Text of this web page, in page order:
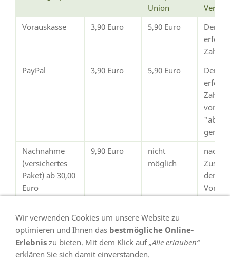
Union
Vorauskasse
3,90 Euro 5,90 Euro
Der
erfolgt
PayPal
3,90 Euro 5,90 Euro
Der
von
Nachnahme
(versichertes
Paket) ab 30,00
Euro
9,90 Euro
nicht
möglich
nach
dem
Wir verwenden Cookies um unsere Website zu
optimieren und Ihnen das bestmögliche Online-
Erlebnis zu bieten. Mit dem Klick auf„Alle erlauben“
erklären Sie sich damit einverstanden.